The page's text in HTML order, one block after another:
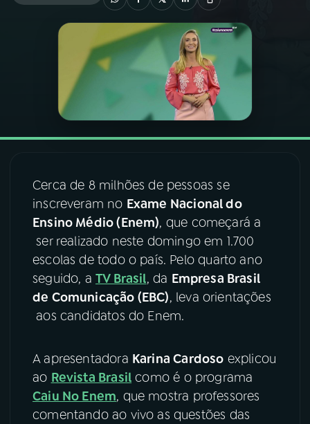
PROGRAMAÇÃO
PROGRAMAS
07 ÚLTIMAS
08FESTIVAL DE MÚSICA
ACOMPANHE A RÁDIO NACIONAL
Instagram X
TikTok
Cerca de 8 milhões de pessoas se
inscreveram no Exame Nacional do
Ensino Médio (Enem), que começará a
ser realizado neste domingo em 1.700
escolas de todo o país. Pelo quarto ano
seguido, a TV Brasil, da Empresa Brasil
de Comunicação (EBC), leva orientações
aos candidatos do Enem.
A apresentadora Karina Cardoso explicou
ao Revista Brasil como é o programa
Caiu No Enem, que mostra professores
comentando ao vivo as questões das